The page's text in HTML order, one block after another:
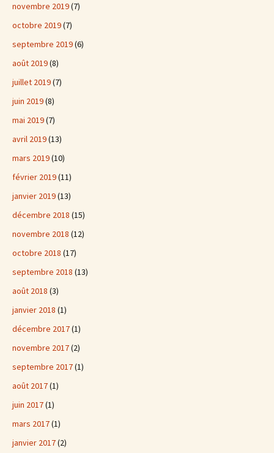
novembre 2019(7)
octobre 2019(7)
septembre 2019(6)
août 2019(8)
juillet 2019(7)
juin 2019(8)
mai 2019(7)
avril 2019(13)
mars 2019(10)
février 2019(11)
janvier 2019(13)
décembre 2018 (15)
novembre 2018 (12)
octobre 2018 (17)
septembre 2018 (13)
août 2018 (3)
janvier 2018 (1)
décembre 2017(1)
novembre 2017(2)
septembre 2017(1)
août 2017(1)
juin 2017(1)
mars 2017(1)
janvier 2017(2)